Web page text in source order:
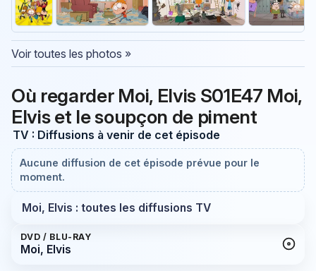
Voir toutes les photos »
Où regarder Moi, Elvis S01E47 Moi,
Elvis et le soupçon de piment
TV : Diffusions à venir de cet épisode
Aucune diffusion de cet épisode prévue pour le
moment.
Moi, Elvis : toutes les diffusions TV
DVD / BLU-RAY
Moi, Elvis